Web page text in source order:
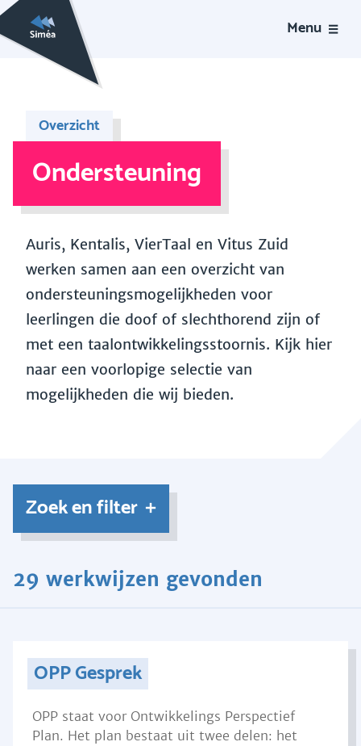
Menu
Overzicht
Ondersteuning
Auris, Kentalis, VierTaal en Vitus Zuid
werken samen aan een overzicht van
ondersteuningsmogelijkheden voor
leerlingen die doof of slechthorend zijn of
met een taalontwikkelingsstoornis. Kijk hier
naar een voorlopige selectie van
mogelijkheden die wij bieden.
Zoek en filter
29 werkwijzen gevonden
OPP Gesprek
OPP staat voor Ontwikkelings Perspectief
Plan. Het plan bestaat uit twee delen: het